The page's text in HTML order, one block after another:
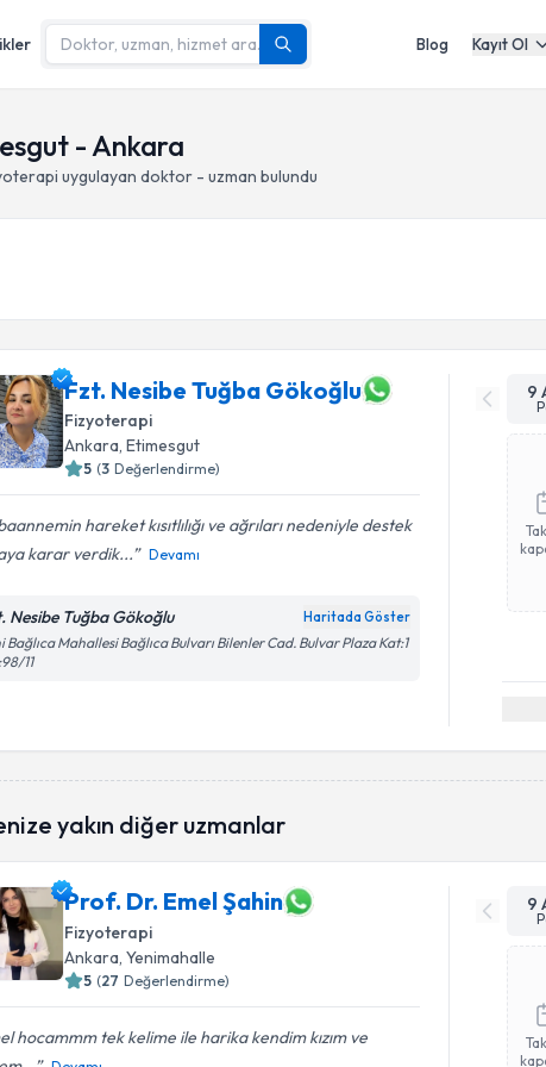
Blog Kayıt Ol
- Ankara
uygulayan doktor - uzman bulundu
Fzt. Nesibe Tuğba Gökoğlu
Fizyoterapi
Ankara, Etimesgut
5 (3 Değerlendirme)
hareket kısıtlılığı ve ağrıları nedeniyle destek
karar verdik...
Devamı
Nesibe Tuğba Gökoğlu Haritada Göster
Bağlıca Mahallesi Bağlıca Bulvarı Bilenler Cad. Bulvar Plaza Kat:1
11
9
yakın diğer uzmanlar
Prof. Dr. Emel Şahin
Fizyoterapi
Ankara , Yenimahalle
5 (27 Değerlendirme)
hocammm tek kelime ile harika kendim kızım ve
9